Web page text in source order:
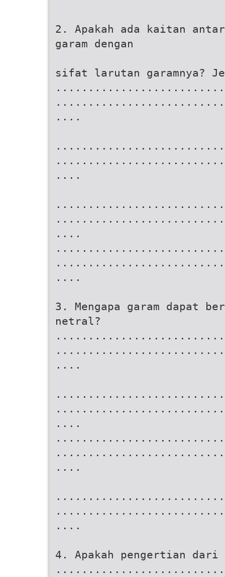
2. Apakah ada kaitan
garam dengan
sifat larutan garamnya?
....
....
....
....
3. Mengapa garam dapat
netral?
....
....
....
....
4. Apakah pengertian